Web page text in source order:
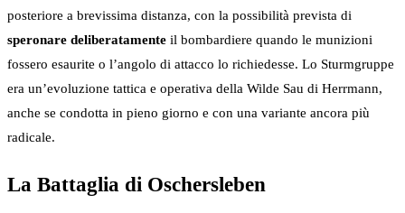
posteriore a brevissima distanza, con la possibilità prevista di
speronare deliberatamente il bombardiere quando le munizioni
fossero esaurite o l’angolo di attacco lo richiedesse. Lo Sturmgruppe
era un’evoluzione tattica e operativa della Wilde Sau di Herrmann,
anche se condotta in pieno giorno e con una variante ancora più
radicale.
La Battaglia di Oschersleben